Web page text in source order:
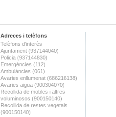
Adreces i telèfons
Telèfons d'interès
Ajuntament (937144040)
Policia (937144830)
Emergències (112)
Ambulàncies (061)
Avaries enllumenat (686216138)
Avaries aigua (900304070)
Recollida de mobles i altres
voluminosos (900150140)
Recollida de restes vegetals
(900150140)